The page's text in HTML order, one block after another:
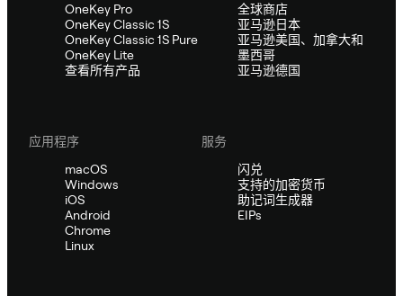
OneKey Pro
OneKey Classic 1S
OneKey Classic 1S Pure
OneKey Lite
查看所有产品
全球商店
亚马逊日本
亚马逊美国、加拿大和
墨西哥
亚马逊德国
应用程序
macOS
Windows
iOS
Android
Chrome
Linux
服务
闪兑
支持的加密货币
助记词生成器
EIPs